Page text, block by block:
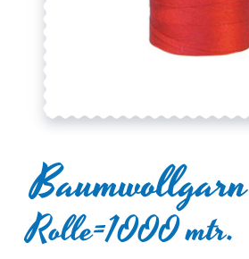
Baumwollgarn
Rolle=1000 mtr.